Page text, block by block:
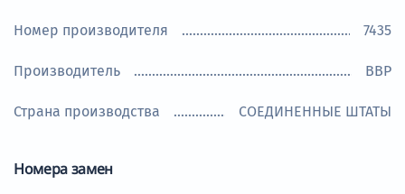
Номер производителя 7435
Производитель BBP
Страна производства СОЕДИНЕННЫЕ ШТАТЫ
Номера замен